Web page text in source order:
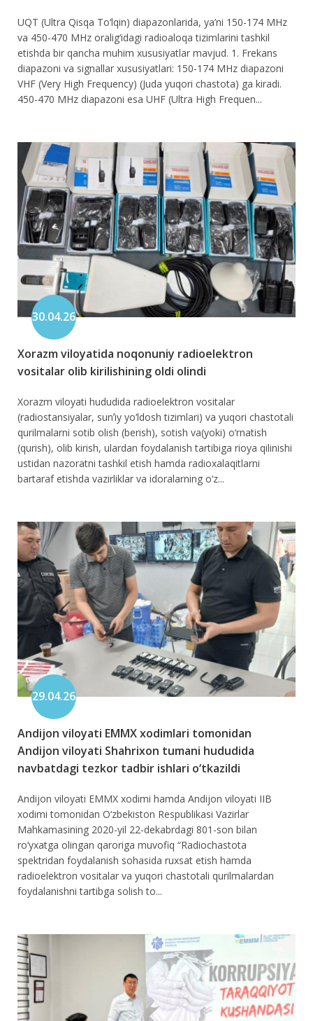
UQT (Ultra Qisqa To‘lqin) diapazonlarida, ya’ni 150-174 MHz
va 450-470 MHz oralig‘idagi radioaloqa tizimlarini tashkil
etishda bir qancha muhim xususiyatlar mavjud. 1. Frekans
diapazoni va signallar xususiyatlari: 150-174 MHz diapazoni
VHF (Very High Frequency) (Juda yuqori chastota) ga kiradi.
450-470 MHz diapazoni esa UHF (Ultra High Frequen...
30.04.26
Xorazm viloyatida noqonuniy radioelektron
vositalar olib kirilishining oldi olindi
Xorazm viloyati hududida radioelektron vositalar
(radiostansiyalar, sunʼiy yo‘ldosh tizimlari) va yuqori chastotali
qurilmalarni sotib olish (berish), sotish va(yoki) o‘rnatish
(qurish), olib kirish, ulardan foydalanish tartibiga rioya qilinishi
ustidan nazoratni tashkil etish hamda radioxalaqitlarni
bartaraf etishda vazirliklar va idoralarning o‘z...
29.04.26
Andijon viloyati EMMX xodimlari tomonidan
Andijon viloyati Shahrixon tumani hududida
navbatdagi tezkor tadbir ishlari o‘tkazildi
Andijon viloyati EMMX xodimi hamda Andijon viloyati IIB
xodimi tomonidan O‘zbekiston Respublikasi Vazirlar
Mahkamasining 2020-yil 22-dekabrdagi 801-son bilan
ro‘yxatga olingan qaroriga muvofiq “Radiochastota
spektridan foydalanish sohasida ruxsat etish hamda
radioelektron vositalar va yuqori chastotali qurilmalardan
foydalanishni tartibga solish to...